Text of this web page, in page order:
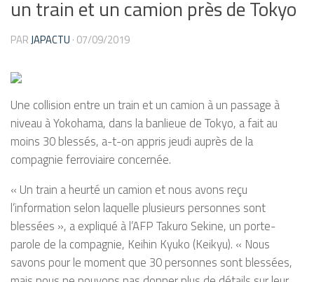
un train et un camion près de Tokyo
PARJAPACTU · 07/09/2019
Une collision entre un train et un camion à un passage à
niveau à Yokohama, dans la banlieue de Tokyo, a fait au
moins 30 blessés, a-t-on appris jeudi auprès de la
compagnie ferroviaire concernée.
« Un train a heurté un camion et nous avons reçu
l’information selon laquelle plusieurs personnes sont
blessées », a expliqué à l’AFP Takuro Sekine, un porte-
parole de la compagnie, Keihin Kyuko (Keikyu). « Nous
savons pour le moment que 30 personnes sont blessées,